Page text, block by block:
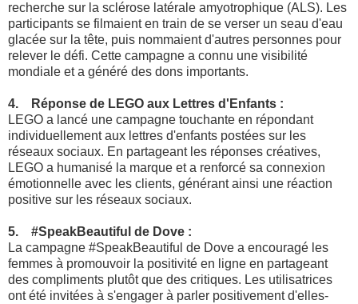
recherche sur la sclérose latérale amyotrophique (ALS). Les
participants se filmaient en train de se verser un seau d'eau
glacée sur la tête, puis nommaient d'autres personnes pour
relever le défi. Cette campagne a connu une visibilité
mondiale et a généré des dons importants.
4. Réponse de LEGO aux Lettres d'Enfants :
LEGO a lancé une campagne touchante en répondant
individuellement aux lettres d'enfants postées sur les
réseaux sociaux. En partageant les réponses créatives,
LEGO a humanisé la marque et a renforcé sa connexion
émotionnelle avec les clients, générant ainsi une réaction
positive sur les réseaux sociaux.
5. #SpeakBeautiful de Dove :
La campagne #SpeakBeautiful de Dove a encouragé les
femmes à promouvoir la positivité en ligne en partageant
des compliments plutôt que des critiques. Les utilisatrices
ont été invitées à s'engager à parler positivement d'elles-